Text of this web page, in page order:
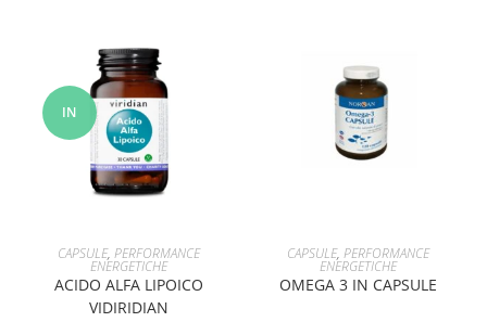
IN
OFFERT
AGGIUNGI AL CARRELLO
CAPSULE, PERFORMANCE
ENERGETICHE
ACIDO ALFA LIPOICO
VIDIRIDIAN
AGGIUNGI AL CARRELLO
CAPSULE,PERFORMANCE
ENERGETICHE
OMEGA 3 IN CAPSULE